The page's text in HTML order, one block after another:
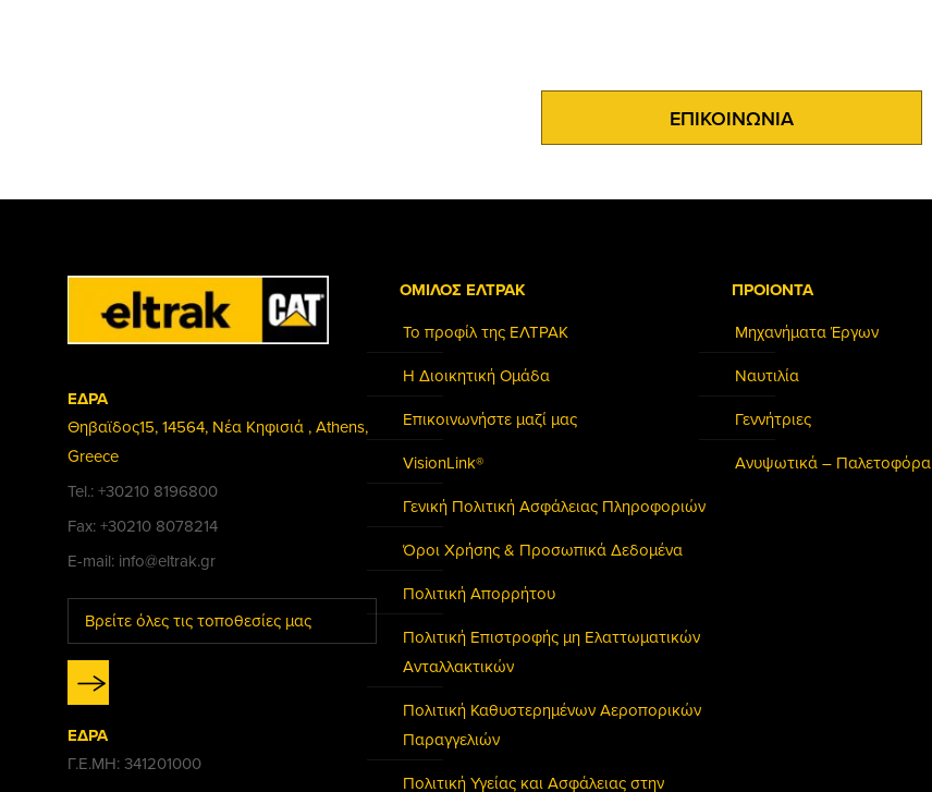
ΕΠΙΚΟΙΝΩΝΙΑ
ΕΔΡΑ
Θηβαϊδος15, 14564, Νέα Κηφισιά , Athens,
Greece
Tel.: +30210 8196800
Fax: +30210 8078214
E-mail: info@eltrak.gr
Βρείτε όλες τις τοποθεσίες μας
ΕΔΡΑ
Γ.Ε.ΜΗ: 341201000
ΟΜΙΛΟΣ ΕΛΤΡΑΚ
Το προφίλ της ΕΛΤΡΑΚ
Η Διοικητική Ομάδα
Επικοινωνήστε μαζί μας
VisionLink®
Γενική Πολιτική Ασφάλειας Πληροφοριών
Όροι Χρήσης & Προσωπικά Δεδομένα
Πολιτική Απορρήτου
Πολιτική Επιστροφής μη Ελαττωματικών
Ανταλλακτικών
Πολιτική Καθυστερημένων Αεροπορικών
Παραγγελιών
Πολιτική Υγείας και Ασφάλειας στην
ΠΡΟΙΟΝΤΑ
Μηχανήματα Έργων
Ναυτιλία
Γεννήτριες
Ανυψωτικά – Παλετοφόρα